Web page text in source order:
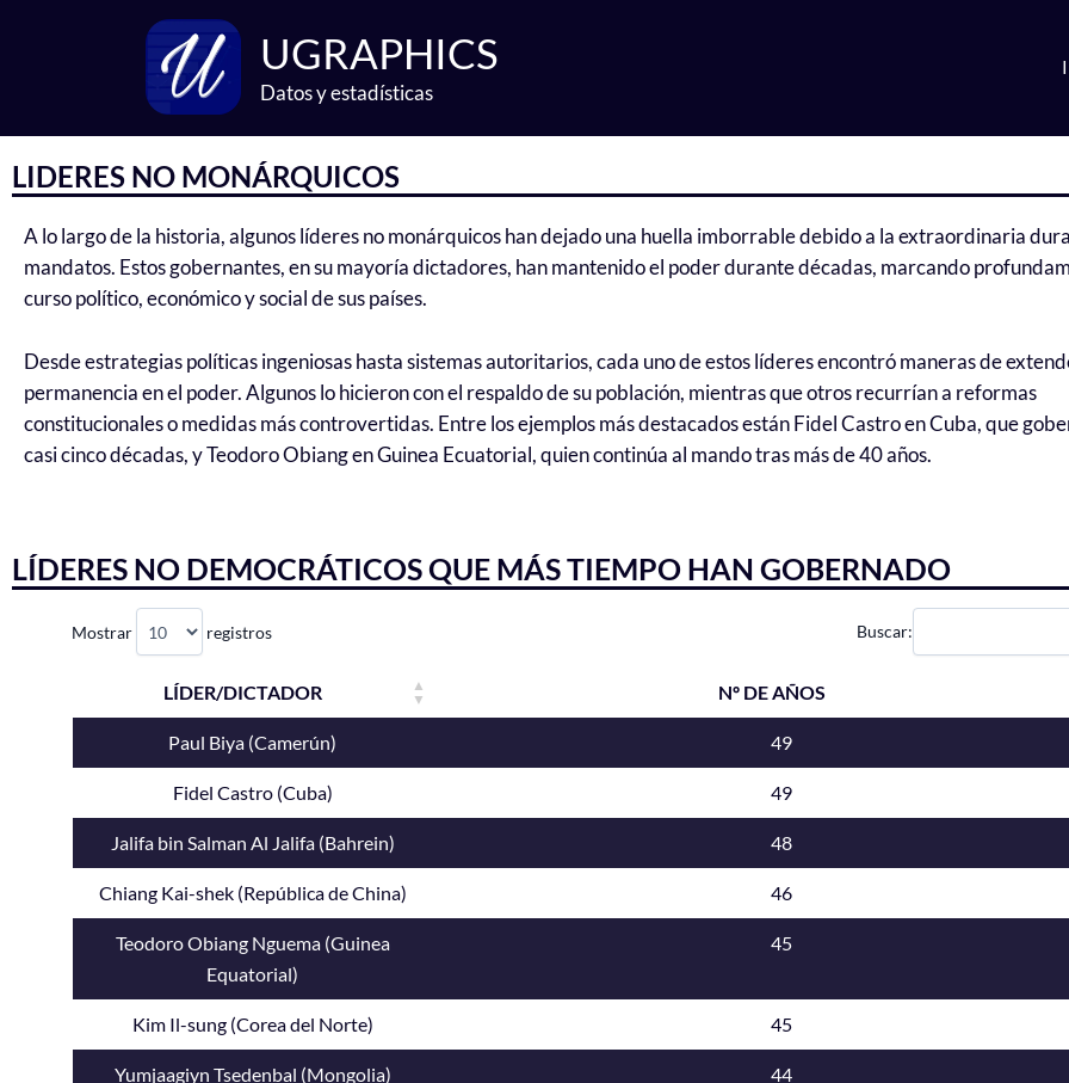
UGRAPHICS
Datos y estadísticas
LIDERES NO MONÁRQUICOS
A lo largo de la historia, algunos líderes no monárquicos han dejado una huella imborrable debido a la extraordinaria
mandatos. Estos gobernantes, en su mayoría dictadores, han mantenido el poder durante décadas, marcando
curso político, económico y social de sus países.
Desde estrategias políticas ingeniosas hasta sistemas autoritarios, cada uno de estos líderes encontró maneras de
permanencia en el poder. Algunos lo hicieron con el respaldo de su población, mientras que otros recurrían a reformas
constitucionales o medidas más controvertidas. Entre los ejemplos más destacados están Fidel Castro en Cuba, que
casi cinco décadas, y Teodoro Obiang en Guinea Ecuatorial, quien continúa al mando tras más de 40 años.
LÍDERES NO DEMOCRÁTICOS QUE MÁS TIEMPO HAN GOBERNADO
Mostrar registros Buscar:
LÍDER/DICTADOR Nº DE AÑOS
Paul Biya (Camerún) 49
Fidel Castro (Cuba) 49
Jalifa bin Salman Al Jalifa (Bahrein) 48
Chiang Kai-shek (República de China) 46
Teodoro Obiang Nguema (Guinea
Equatorial)
45
Kim Il-sung (Corea del Norte) 45
Yumjaagiyn Tsedenbal (Mongolia) 44